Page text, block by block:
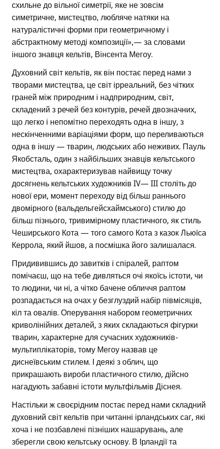
схильне до вільної симетрії, яке не зовсім
симетричне, мистецтво, любляче натяки на
натуралістичні форми при геометричному і
абстрактному методі композиції»,— за словами
іншого знавця кельтів, Вінсента Мегоу.
Духовний світ кельтів, як він постає перед нами з
творами мистецтва, це світ ірреальний, без чітких
граней між природним і надприродним, світ,
складений з речей без контурів, речей двозначних,
що легко і непомітно переходять одна в іншу, з
нескінченними варіаціями форм, що переливаються
одна в іншу — тварин, людських або неживих. Пауль
Якобсталь, один з найбільших знавців кельтського
мистецтва, охарактеризував найвищу точку
досягнень кельтських художників IV— III століть до
нової ери, момент переходу від більш раннього
двомірного (вальдельгейсхаймського) стилю до
більш пізнього, тривимірному пластичного, як стиль
Чеширського Кота — того самого Кота з казок Льюїса
Керрола, який йшов, а посмішка його залишалася.
Придивившись до завитків і спіралей, раптом
помічаєш, що на тебе дивляться очі якоїсь істоти, чи
то людини, чи ні, а чітко бачене обличчя раптом
розпадається на очах у безглуздий набір півмісяців,
кіл та овалів. Оперування набором геометричних
криволінійних деталей, з яких складаються фігурки
тварин, характерне для сучасних художників-
мультиплікаторів, тому Мегоу назвав це
диснеївським стилем. І деякі з облич, що
прикрашають вироби пластичного стилю, дійсно
нагадують забавні істоти мультфільмів Діснея.
Настільки ж своєрідним постає перед нами складний
духовний світ кельтів при читанні ірландських саг, які
хоча і не позбавлені пізніших нашарувань, але
зберегли свою кельтську основу. В Ірландії та